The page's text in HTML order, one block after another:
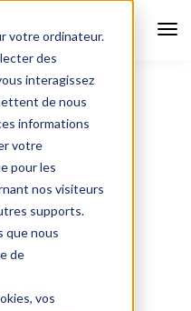
votre ordinateur.
des
interagissez
de nous
informations
votre
pour les
nos visiteurs
supports.
que nous
de
vos
Mon compte